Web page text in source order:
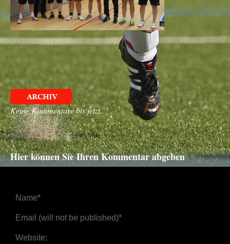
Keine Kommentare bis jetzt.
Hier können Sie Ihren Kommentar abgeben